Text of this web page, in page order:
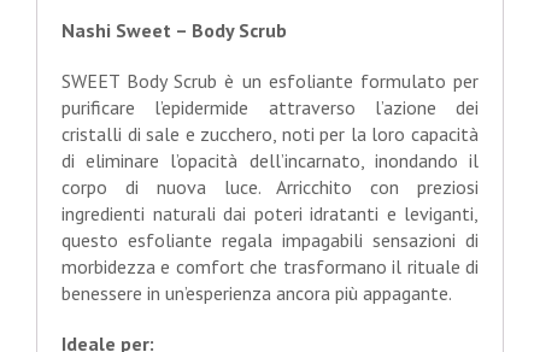
Nashi Sweet – Body Scrub
SWEET Body Scrub è un esfoliante formulato per
purificare l’epidermide attraverso l’azione dei
cristalli di sale e zucchero, noti per la loro capacità
di eliminare l’opacità dell’incarnato, inondando il
corpo di nuova luce. Arricchito con preziosi
ingredienti naturali dai poteri idratanti e leviganti,
questo esfoliante regala impagabili sensazioni di
morbidezza e comfort che trasformano il rituale di
benessere in un’esperienza ancora più appagante.
Ideale per: